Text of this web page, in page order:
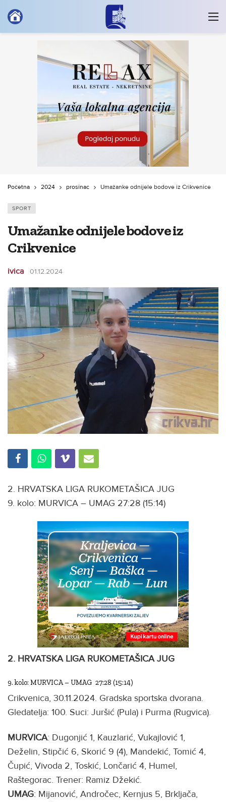
Početna 2024 prosinac Umažanke odnijele bodove iz Crikvenice
SPORT
Umažanke odnijele bodove iz
Crikvenice
ivica 01.12.2024
2. HRVATSKA LIGA RUKOMETAŠICA JUG
9. kolo: MURVICA – UMAG 27:28 (15:14)
2. HRVATSKA LIGA RUKOMETAŠICA JUG
9. kolo: MURVICA – UMAG 27:28 (15:14)
Crikvenica, 30.11.2024. Gradska sportska dvorana.
Gledatelja: 100. Suci: Juršić (Pula) i Purma (Rugvica).
MURVICA: Dugonjić 1, Kauzlarić, Vukajlović 1,
Deželin, Stipčić 6, Skorić 9 (4), Mandekić, Tomić 4,
Čupić, Vivoda 2, Toskić, Lončarić 4, Humel,
Raštegorac. Trener: Ramiz Džekić.
UMAG: Mijanović, Andročec, Kernjus 5, Brkljača,